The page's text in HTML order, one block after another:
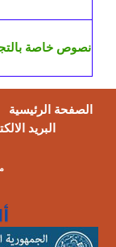
نصوص خاصة
الصفحة الرئيسية
البريد